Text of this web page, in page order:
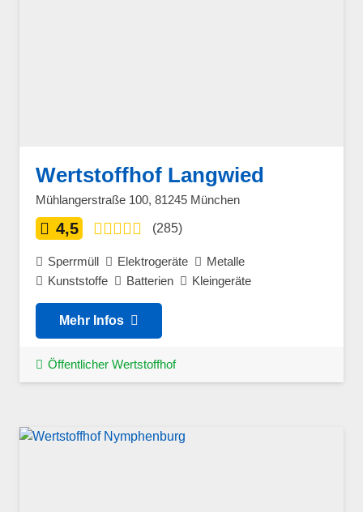
Wertstoffhof Langwied
Mühlangerstraße 100, 81245 München
4,5 (285)
Sperrmüll Elektrogeräte
Metalle
Kunststoffe
Batterien Kleingeräte
Mehr Infos
Öffentlicher Wertstoffhof